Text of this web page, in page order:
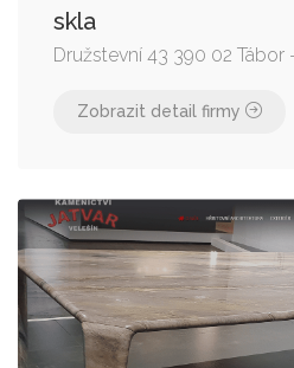
skla
Družstevní 43 390 02 Tábor
Zobrazit detail firmy